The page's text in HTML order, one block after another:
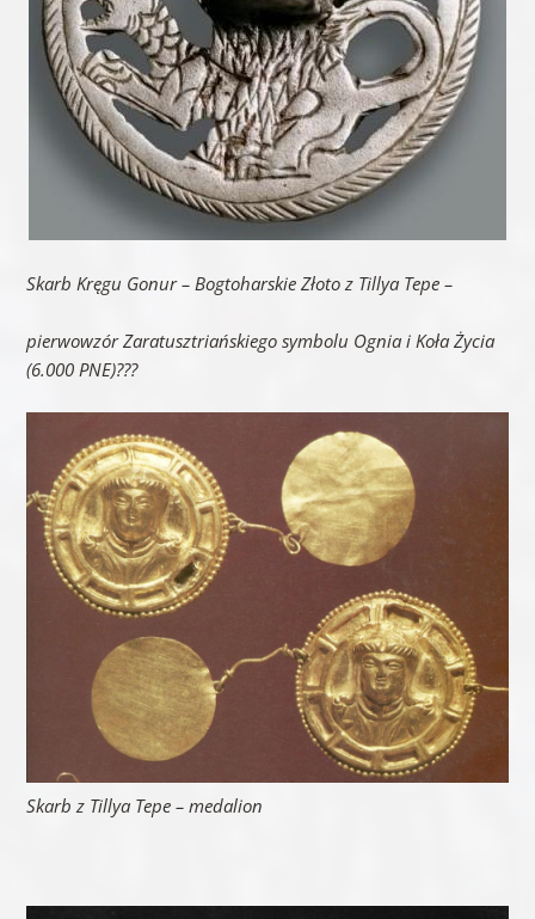
Skarb Kręgu Gonur – Bogtoharskie Złoto z Tillya Tepe –
pierwowzór Zaratusztriańskiego symbolu Ognia i Koła Życia
(6.000 PNE)???
Skarb z Tillya Tepe – medalion